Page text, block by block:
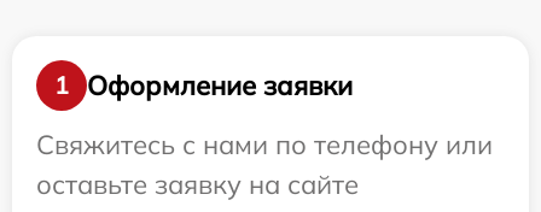
1
Оформление заявки
Свяжитесь с нами по телефону или
оставьте заявку на сайте